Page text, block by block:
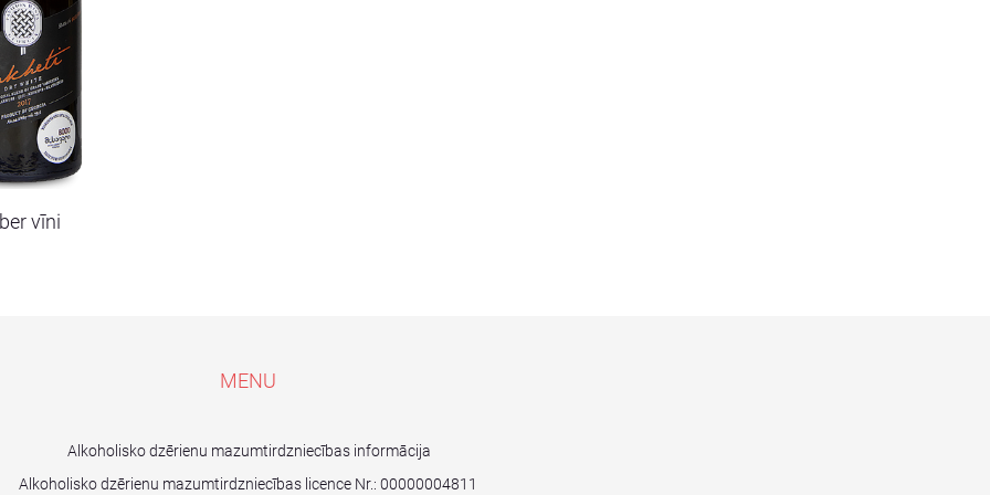
vīni
MENU
Alkoholisko dzērienu mazumtirdzniecības informācija
Alkoholisko dzērienu mazumtirdzniecības licence Nr.: 00000004811